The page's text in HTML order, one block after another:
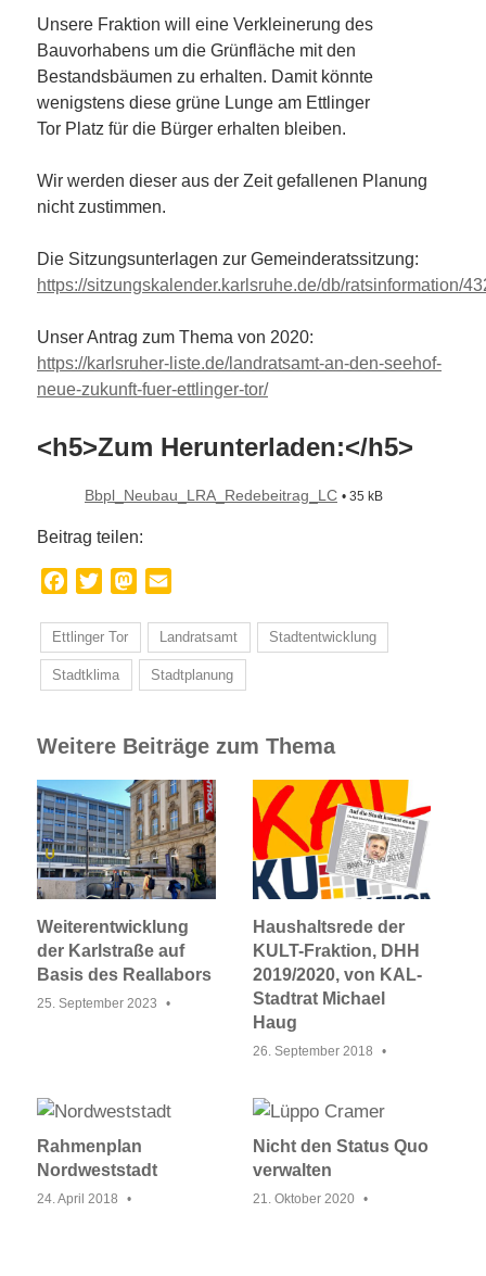
Unsere Fraktion will eine Verkleinerung des
Bauvorhabens um die Grünfläche mit den
Bestandsbäumen zu erhalten. Damit könnte
wenigstens diese grüne Lunge am Ettlinger
Tor Platz für die Bürger erhalten bleiben.
Wir werden dieser aus der Zeit gefallenen Planung
nicht zustimmen.
Die Sitzungsunterlagen zur Gemeinderatssitzung:
https://sitzungskalender.karlsruhe.de/db/ratsinformation/
Unser Antrag zum Thema von 2020:
https://karlsruher-liste.de/landratsamt-an-den-seehof-
neue-zukunft-fuer-ettlinger-tor/
<h5>Zum Herunterladen:</h5>
Bbpl_Neubau_LRA_Redebeitrag_LC • 35 kB
Beitrag teilen:
Facebook
TwitterMastodon
Ettlinger Tor Landratsamt Stadtentwicklung
Stadtklima Stadtplanung
Weitere Beiträge zum Thema
Weiterentwicklung
der Karlstraße auf
Basis des Reallabors
25. September 2023
Haushaltsrede der
KULT-Fraktion, DHH
2019/2020, von KAL-
Stadtrat Michael
Haug
26. September 2018
Rahmenplan
Nordweststadt
24. April 2018
Nicht den Status Quo
verwalten
21. Oktober 2020